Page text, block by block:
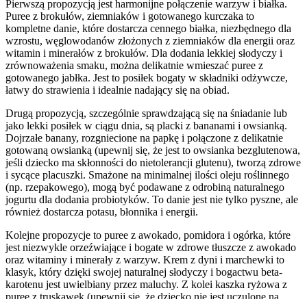
Pierwszą propozycją jest harmonijne połączenie warzyw i białka.
Puree z brokułów, ziemniaków i gotowanego kurczaka to
kompletne danie, które dostarcza cennego białka, niezbędnego dla
wzrostu, węglowodanów złożonych z ziemniaków dla energii oraz
witamin i minerałów z brokułów. Dla dodania lekkiej słodyczy i
zrównoważenia smaku, można delikatnie wmieszać puree z
gotowanego jabłka. Jest to posiłek bogaty w składniki odżywcze,
łatwy do strawienia i idealnie nadający się na obiad.
Drugą propozycją, szczególnie sprawdzającą się na śniadanie lub
jako lekki posiłek w ciągu dnia, są placki z bananami i owsianką.
Dojrzałe banany, rozgniecione na papkę i połączone z delikatnie
gotowaną owsianką (upewnij się, że jest to owsianka bezglutenowa,
jeśli dziecko ma skłonności do nietolerancji glutenu), tworzą zdrowe
i sycące placuszki. Smażone na minimalnej ilości oleju roślinnego
(np. rzepakowego), mogą być podawane z odrobiną naturalnego
jogurtu dla dodania probiotyków. To danie jest nie tylko pyszne, ale
również dostarcza potasu, błonnika i energii.
Kolejne propozycje to puree z awokado, pomidora i ogórka, które
jest niezwykle orzeźwiające i bogate w zdrowe tłuszcze z awokado
oraz witaminy i minerały z warzyw. Krem z dyni i marchewki to
klasyk, który dzięki swojej naturalnej słodyczy i bogactwu beta-
karotenu jest uwielbiany przez maluchy. Z kolei kaszka ryżowa z
puree z truskawek (upewnij się, że dziecko nie jest uczulone na